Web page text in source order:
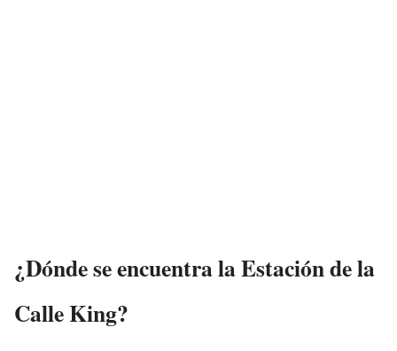
¿Dónde se encuentra la Estación de la
Calle King?